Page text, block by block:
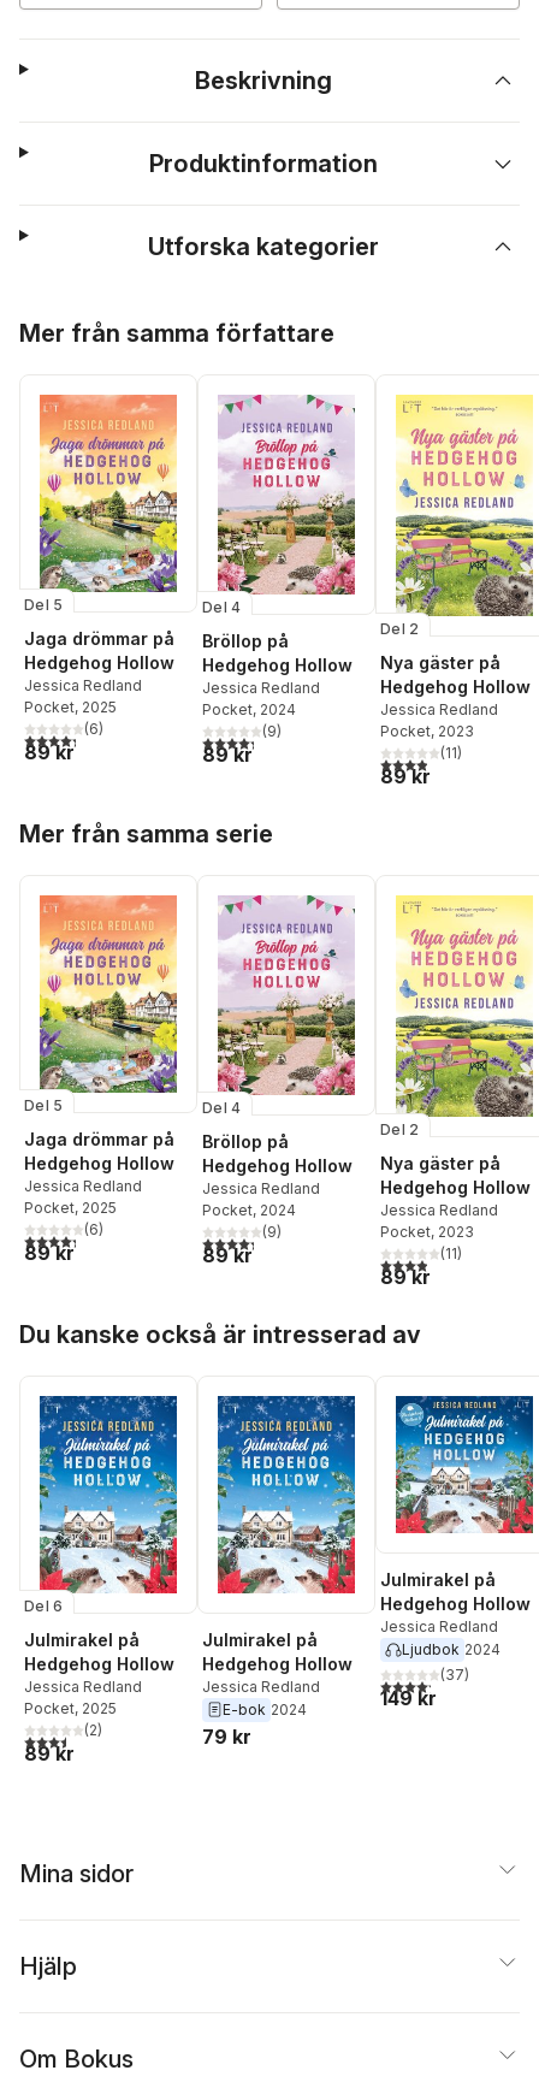
Beskrivning
Produktinformation
Utforska kategorier
Mer från samma författare
Del 5
Jaga drömmar på
Hedgehog Hollow
Jessica Redland
Pocket, 2025
4,3utav 5 stjärnor. Totalt antal röster:
(6)
89 kr
Del 4
Bröllop på
Hedgehog Hollow
Jessica Redland
Pocket, 2024
4,3utav 5 stjärnor. Totalt antal röster:
(9)
89 kr
Del 2
Nya gäster på
Hedgehog Hollow
Jessica Redland
Pocket, 2023
3,9utav 5 stjärnor.
(11)
89 kr
Mer från samma serie
Del 5
Jaga drömmar på
Hedgehog Hollow
Jessica Redland
Pocket, 2025
4,3utav 5 stjärnor. Totalt antal röster:
(6)
89 kr
Del 4
Bröllop på
Hedgehog Hollow
Jessica Redland
Pocket, 2024
4,3utav 5 stjärnor. Totalt antal röster:
(9)
89 kr
Del 2
Nya gäster på
Hedgehog Hollow
Jessica Redland
Pocket, 2023
3,9utav 5 stjärnor.
(11)
89 kr
Du kanske också är intresserad av
Del 6
Julmirakel på
Hedgehog Hollow
Jessica Redland
Pocket, 2025
3,5utav 5 stjärnor. Totalt antal röster:
(2)
89 kr
Julmirakel på
Hedgehog Hollow
Jessica Redland
E-bok 2024
79 kr
Julmirakel på
Hedgehog Hollow
Jessica Redland
Ljudbok 2024
4,2utav 5 stjärnor.
(37)
149 kr
Mina sidor
Hjälp
Om Bokus